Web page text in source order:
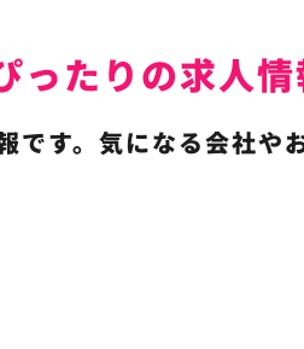
たりの求人情
す。気になる会社や